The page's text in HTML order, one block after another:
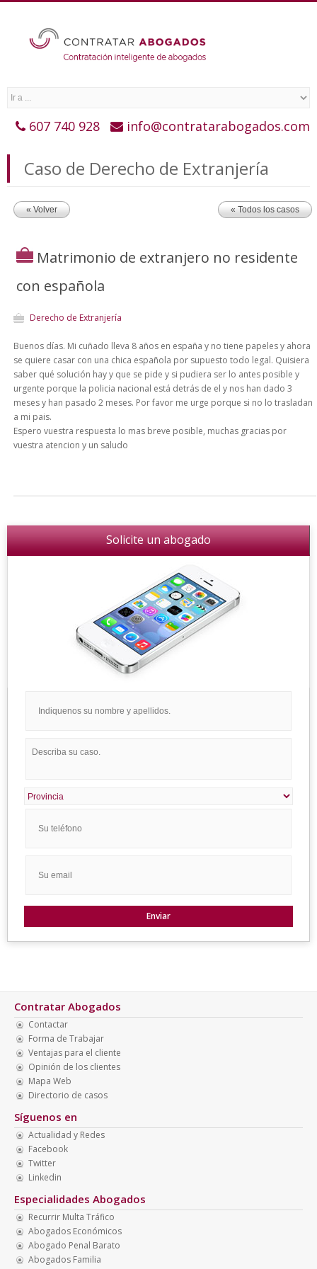
607 740 928 info@contratarabogados.com
Caso de Derecho de Extranjería
« Volver « Todos los casos
Matrimonio de extranjero no residente
con española
Derecho de Extranjería
Buenos días. Mi cuñado lleva 8 años en españa y no tiene papeles y ahora
se quiere casar con una chica española por supuesto todo legal. Quisiera
saber qué solución hay y que se pide y si pudiera ser lo antes posible y
urgente porque la policia nacional está detrás de el y nos han dado 3
meses y han pasado 2 meses. Por favor me urge porque si no lo trasladan
a mi pais.
Espero vuestra respuesta lo mas breve posible, muchas gracias por
vuestra atencion y un saludo
Solicite un abogado
Contratar Abogados
Contactar
Forma de Trabajar
Ventajas para el cliente
Opinión de los clientes
Mapa Web
Directorio de casos
Síguenos en
Actualidad y Redes
Facebook
Twitter
Linkedin
Especialidades Abogados
Recurrir Multa Tráfico
Abogados Económicos
Abogado Penal Barato
Abogados Familia